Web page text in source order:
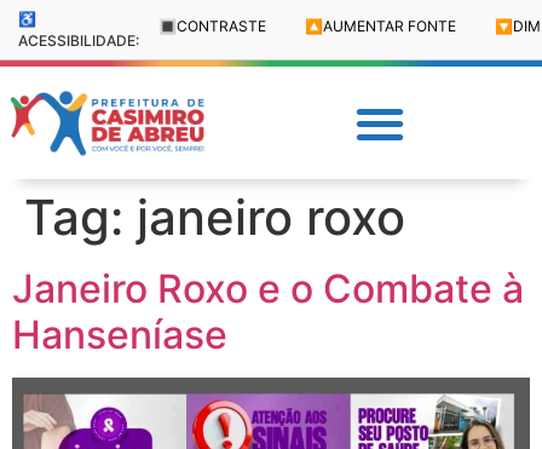
♿
ACESSIBILIDADE:
🔳 CONTRASTE 🔼 AUMENTAR FONTE 🔽
Tag: janeiro roxo
Janeiro Roxo e o Combate à
Hanseníase